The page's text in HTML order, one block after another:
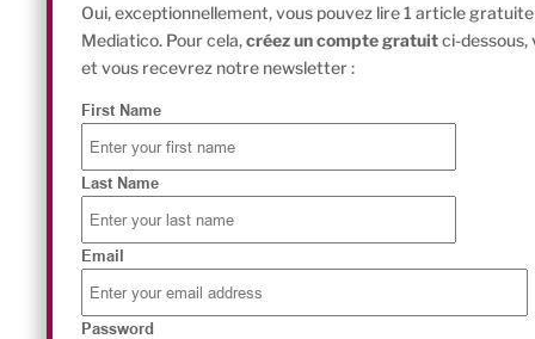
Oui, exceptionnellement, vous pouvez lire 1 article
Mediatico. Pour cela,créez un compte gratuitci-dessous,
et vous recevrez notre newsletter :
First Name
Last Name
Email
Password